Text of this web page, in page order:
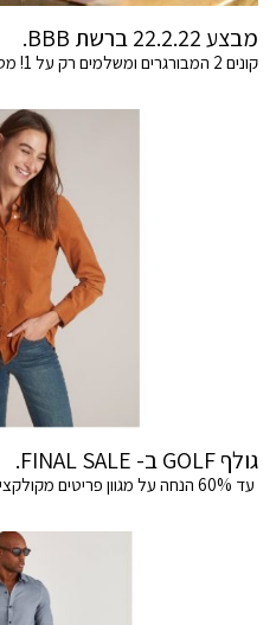
מבצע 22.2.22 ברשת BBB.
קונים 2 המבורגרים ומשלמים רק על 1! מסדרת ההמבורגרים הקלאסיים.
גולף GOLF ב- FINAL SALE.
עד 60% הנחה על מגוון פריטים מקולקציית החורף